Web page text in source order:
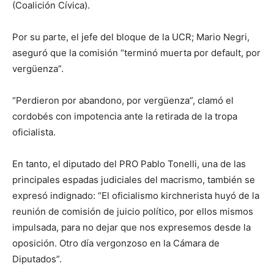
(Coalición Cívica).
Por su parte, el jefe del bloque de la UCR; Mario Negri,
aseguró que la comisión “terminó muerta por default, por
vergüenza”.
“Perdieron por abandono, por vergüenza”, clamó el
cordobés con impotencia ante la retirada de la tropa
oficialista.
En tanto, el diputado del PRO Pablo Tonelli, una de las
principales espadas judiciales del macrismo, también se
expresó indignado: “El oficialismo kirchnerista huyó de la
reunión de comisión de juicio político, por ellos mismos
impulsada, para no dejar que nos expresemos desde la
oposición. Otro día vergonzoso en la Cámara de
Diputados”.